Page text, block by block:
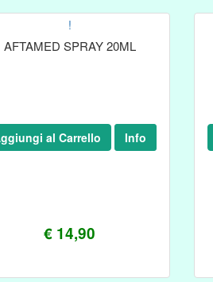
!
AFTAMED SPRAY 20ML
€ 14,90
al Carrello Info